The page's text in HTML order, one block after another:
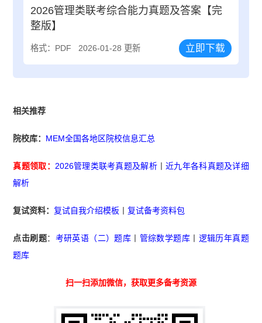
2026管理类联考综合能力真题及答案【完
整版】
格式：PDF 2026-01-28 更新 立即下载
相关推荐
院校库： MEM全国各地区院校信息汇总
真题领取： 2026管理类联考真题及解析丨近九年各科真题及详细
解析
复试资料：复试自我介绍模板 丨复试备考资料包
点击刷题： 考研英语（二）题库 管综数学题库
逻辑历年真题
题库
扫一扫添加微信，获取更多备考资源